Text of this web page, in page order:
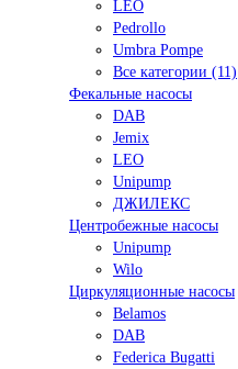
LEO
Pedrollo
Umbra Pompe
Все категории (11)
Фекальные насосы
DAB
Jemix
LEO
Unipump
ДЖИЛЕКС
Центробежные насосы
Unipump
Wilo
Циркуляционные насосы
Belamos
DAB
Federica Bugatti